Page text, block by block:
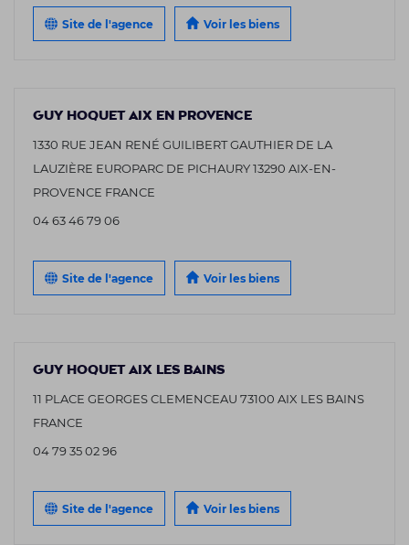
Site de l'agence Voir les biens
GUY HOQUET AIX EN PROVENCE
1330 RUE JEAN RENÉ GUILIBERT GAUTHIER DE LA
LAUZIÈRE EUROPARC DE PICHAURY 13290 AIX-EN-
PROVENCE FRANCE
04 63 46 79 06
Site de l'agence Voir les biens
GUY HOQUET AIX LES BAINS
11 PLACE GEORGES CLEMENCEAU 73100 AIX LES BAINS
FRANCE
04 79 35 02 96
Site de l'agence Voir les biens